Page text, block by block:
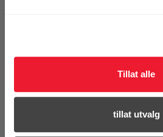
Tillat alle
tillat utvalg
Alternativ pakning